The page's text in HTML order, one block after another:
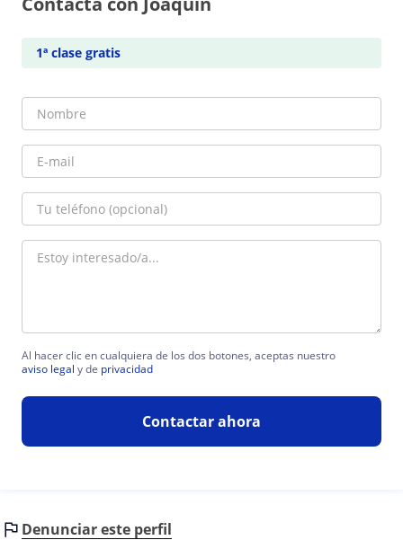
1ª clase gratis
Al hacer clic en cualquiera de los dos botones, aceptas nuestro
aviso legal y de privacidad
Contactar ahora
Denunciar este perfil